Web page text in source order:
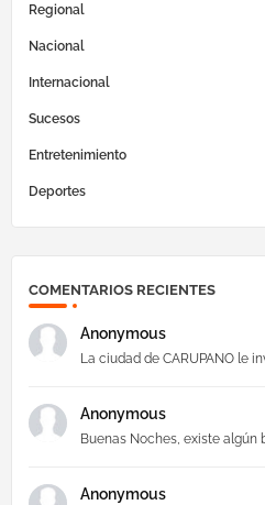
Regional
Nacional
Internacional
Sucesos
Entretenimiento
Deportes
COMENTARIOS RECIENTES
Anonymous
La ciudad de CARUPANO le
Anonymous
Buenas Noches, existe algún
Anonymous